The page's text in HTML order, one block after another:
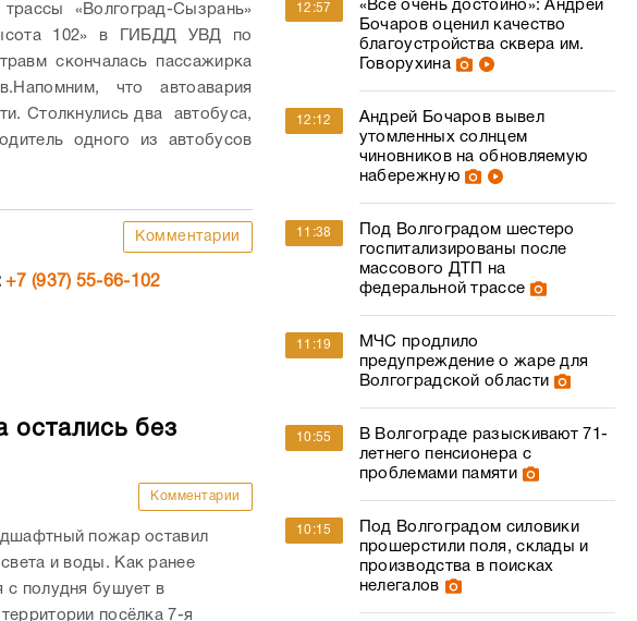
«Волгоград-Сызрань»
102» в ГИБДД УВД по
скончалась пассажирка
Напомним, что автоавария
Столкнулись два автобуса,
одного из автобусов
Комментарии
+7 (937) 55-66-102
остались без
Комментарии
пожар оставил
и воды. Как ранее
с полудня бушует в
посёлка 7-я
12:57
«Всё очень достойно»: Андрей
Бочаров оценил качество
благоустройства сквера им.
Говорухина
12:12
Андрей Бочаров вывел
утомленных солнцем
чиновников на обновляемую
набережную
11:38
Под Волгоградом шестеро
госпитализированы после
массового ДТП на
федеральной трассе
11:19
МЧС продлило
предупреждение о жаре для
Волгоградской области
10:55
В Волгограде разыскивают 71-
летнего пенсионера с
проблемами памяти
10:15
Под Волгоградом силовики
прошерстили поля, склады и
производства в поисках
нелегалов